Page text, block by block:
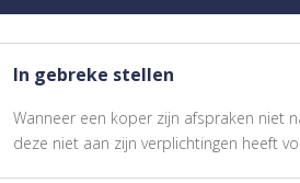
In gebreke stellen
Wanneer een koper zijn afspraken
deze niet aan zijn verplichtingen heeft